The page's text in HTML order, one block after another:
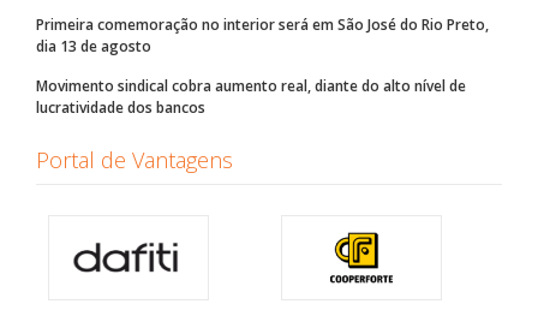
Primeira comemoração no interior será em São José do Rio Preto,
dia 13 de agosto
Movimento sindical cobra aumento real, diante do alto nível de
lucratividade dos bancos
Portal de Vantagens